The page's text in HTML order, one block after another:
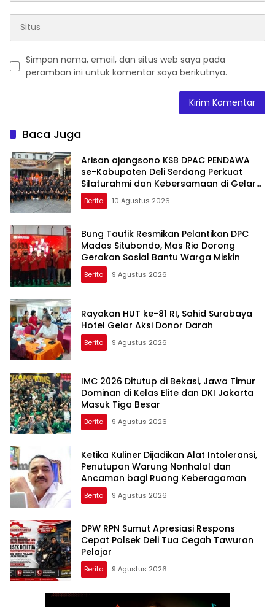
Simpan nama, email, dan situs web saya pada
peramban ini untuk komentar saya berikutnya.
Baca Juga
Arisan ajangsono KSB DPAC PENDAWA
se-Kabupaten Deli Serdang Perkuat
Silaturahmi dan Kebersamaan di Gelar
di DPAC Kec. GALANG
Berita 10 Agustus 2026
Bung Taufik Resmikan Pelantikan DPC
Madas Situbondo, Mas Rio Dorong
Gerakan Sosial Bantu Warga Miskin
Berita 9 Agustus 2026
Rayakan HUT ke-81 RI, Sahid Surabaya
Hotel Gelar Aksi Donor Darah
Berita 9 Agustus 2026
IMC 2026 Ditutup di Bekasi, Jawa Timur
Dominan di Kelas Elite dan DKI Jakarta
Masuk Tiga Besar
Berita 9 Agustus 2026
Ketika Kuliner Dijadikan Alat Intoleransi,
Penutupan Warung Nonhalal dan
Ancaman bagi Ruang Keberagaman
Berita 9 Agustus 2026
DPW RPN Sumut Apresiasi Respons
Cepat Polsek Deli Tua Cegah Tawuran
Pelajar
Berita 9 Agustus 2026